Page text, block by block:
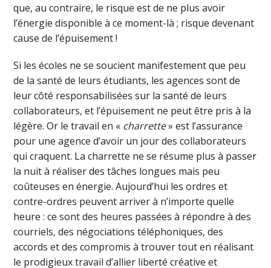
que, au contraire, le risque est de ne plus avoir
l’énergie disponible à ce moment-là ; risque devenant
cause de l’épuisement !
Si les écoles ne se soucient manifestement que peu
de la santé de leurs étudiants, les agences sont de
leur côté responsabilisées sur la santé de leurs
collaborateurs, et l’épuisement ne peut être pris à la
légère. Or le travail en « charrette» est l’assurance
pour une agence d’avoir un jour des collaborateurs
qui craquent. La charrette ne se résume plus à passer
la nuit à réaliser des tâches longues mais peu
coûteuses en énergie. Aujourd’hui les ordres et
contre-ordres peuvent arriver à n’importe quelle
heure : ce sont des heures passées à répondre à des
courriels, des négociations téléphoniques, des
accords et des compromis à trouver tout en réalisant
le prodigieux travail d’allier liberté créative et